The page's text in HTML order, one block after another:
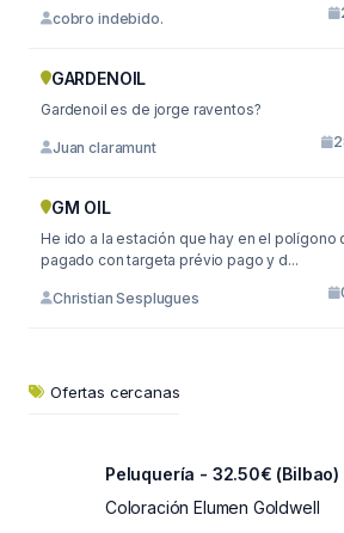
cobro indebido.
GARDENOIL
Gardenoil es de jorge raventos?
Juan claramunt
GM OIL
He ido a la estación que hay en el polígono
pagado con targeta prévio pago y d...
Christian Sesplugues
Ofertas cercanas
Peluquería - 32.50€ (Bilbao)
Coloración Elumen Goldwell